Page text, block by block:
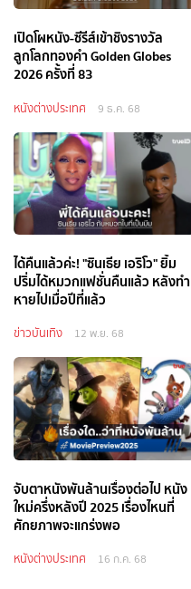
เปิดโผหนัง-ซีรีส์เข้าชิงรางวัล
ลูกโลกทองคำ Golden Globes
2026 ครั้งที่ 83
หนังต่างประเทศ 9 ธ.ค. 68
ได้คืนแล้วค่ะ! "ซินเธีย เอริโว" ยิ้ม
ปริ่มได้หมวกแฟชั่นคืนแล้ว หลังทำ
หายไปเมื่อปีที่แล้ว
ข่าวบันเทิง 12 พ.ย. 68
จับตาหนังพันล้านเรื่องต่อไป หนัง
ใหม่ครึ่งหลังปี 2025 เรื่องไหนที่
ศักยภาพจะแกร่งพอ
หนังต่างประเทศ 16 ก.ค. 68